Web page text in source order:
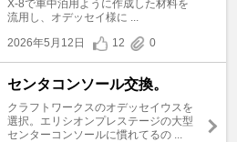
X-8で車中泊用ように作成した材料を
流用し、オデッセイ様に ...
2026年5月12日
12 0
センタコンソール交換。
クラフトワークスのオデッセイウスを
選択。エリシオンプレステージの大型
センターコンソールに慣れてるの ...